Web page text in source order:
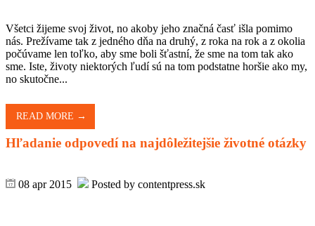
Všetci žijeme svoj život, no akoby jeho značná časť išla pomimo
nás. Prežívame tak z jedného dňa na druhý, z roka na rok a z okolia
počúvame len toľko, aby sme boli šťastní, že sme na tom tak ako
sme. Iste, životy niektorých ľudí sú na tom podstatne horšie ako my,
no skutočne...
READ MORE →
Hľadanie odpovedí na najdôležitejšie životné otázky
08 apr 2015 Posted by contentpress.sk